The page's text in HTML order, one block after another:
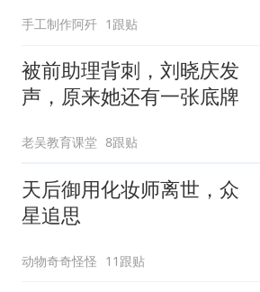
手工制作阿歼 1跟贴
被前助理背刺，刘晓庆发
声，原来她还有一张底牌
老吴教育课堂 8跟贴
天后御用化妆师离世，众
星追思
动物奇奇怪怪 11跟贴